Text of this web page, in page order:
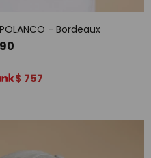
POLANCO - Bordeaux
$ 757